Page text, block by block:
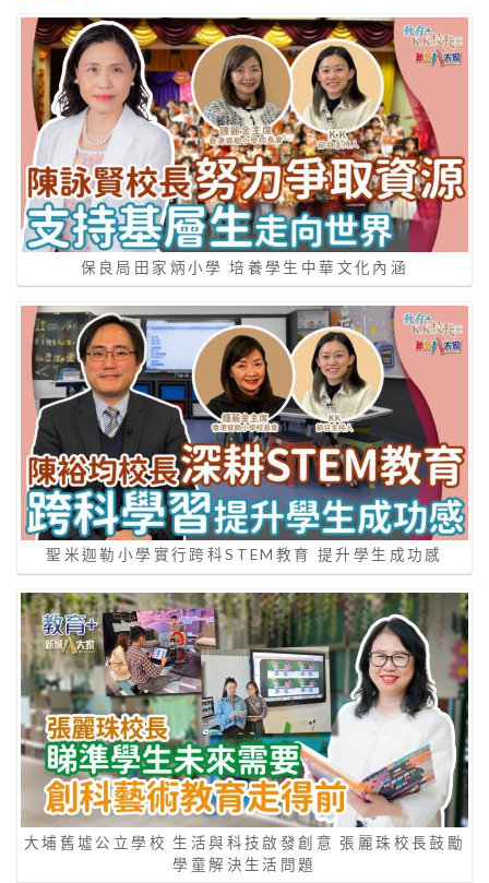
保良局田家炳小學 培養學生中華文化內涵
聖米迦勒小學實行跨科STEM教育 提升學生成功感
大埔舊墟公立學校 生活與科技啟發創意 張麗珠校長鼓勵
學童解決生活問題